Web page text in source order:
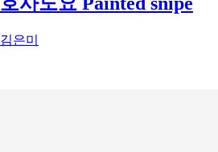
김은미